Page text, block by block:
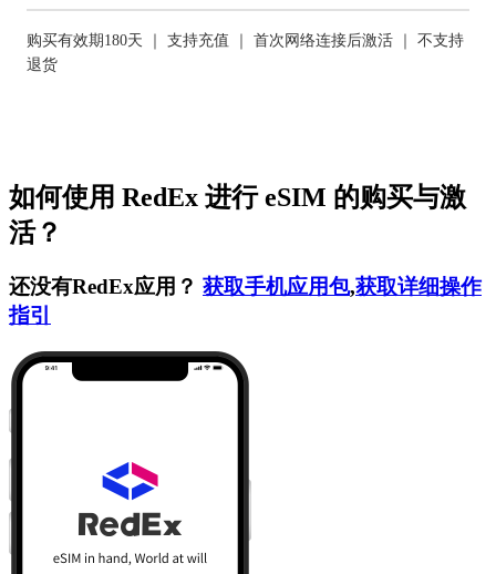
购买有效期180天 ｜ 支持充值 ｜ 首次网络连接后激活 ｜ 不支持
退货
如何使用 RedEx 进行 eSIM 的购买与激
活？
还没有RedEx应用？ 获取手机应用包,获取详细操作
指引